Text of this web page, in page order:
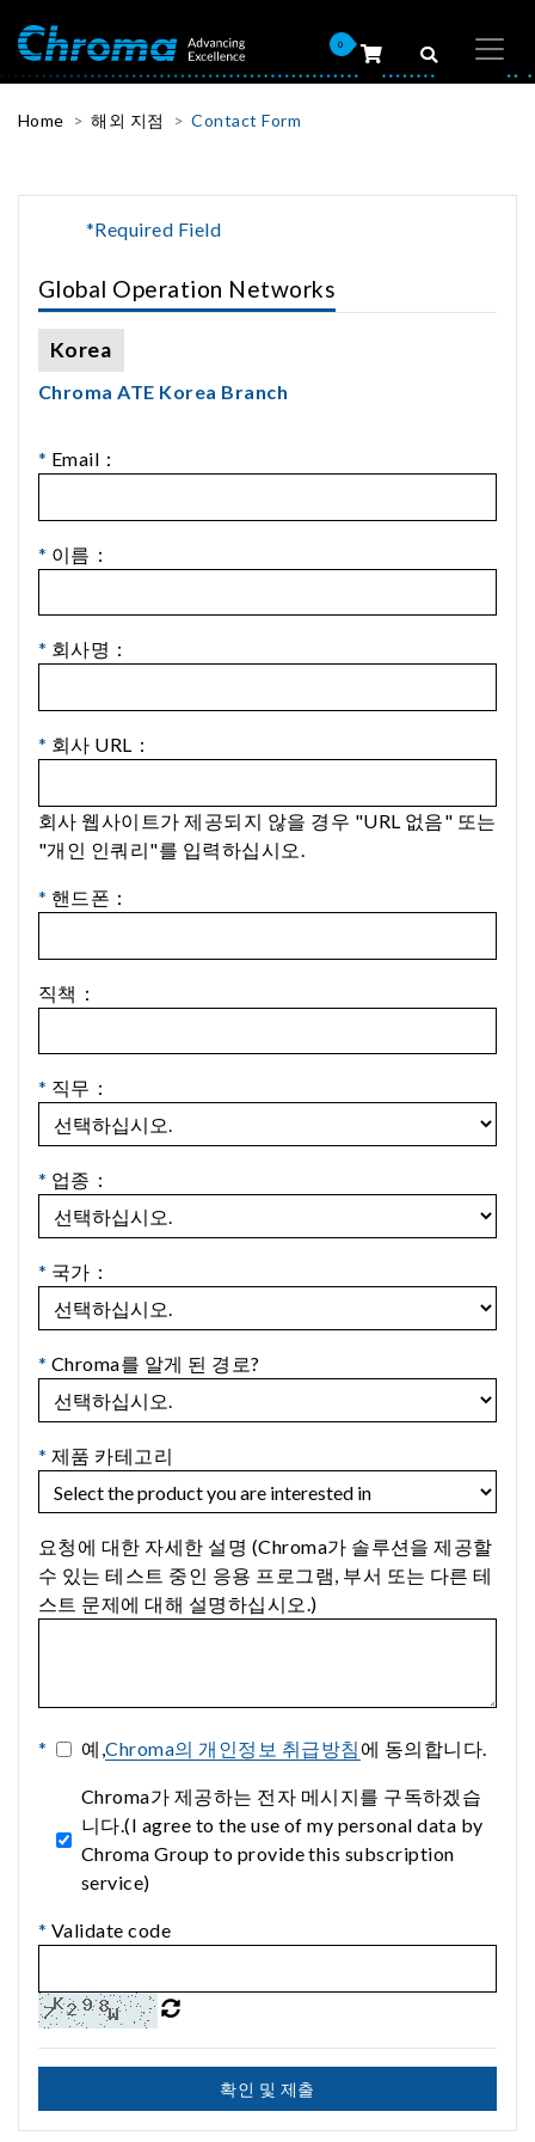
0
Home 해외 지점 Contact Form
*Required Field
Global Operation Networks
Korea
Chroma ATE Korea Branch
* Email：
* 이름：
* 회사명：
* 회사 URL：
회사 웹사이트가 제공되지 않을 경우 "URL 없음" 또는
"개인 인쿼리"를 입력하십시오.
* 핸드폰：
직책：
* 직무：
* 업종：
* 국가：
* Chroma를 알게 된 경로?
* 제품 카테고리
요청에 대한 자세한 설명 (Chroma가 솔루션을 제공할
수 있는 테스트 중인 응용 프로그램, 부서 또는 다른 테
스트 문제에 대해 설명하십시오.)
* 예,Chroma의 개인정보 취급방침 에 동의합니다.
Chroma가 제공하는 전자 메시지를 구독하겠습
니다.(I agree to the use of my personal data by
Chroma Group to provide this subscription
service)
* Validate code
확인 및 제출